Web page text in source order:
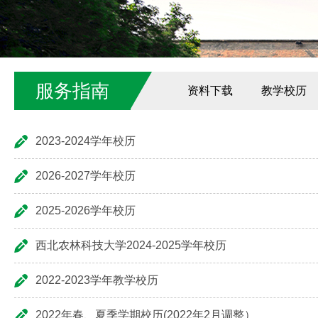
服务指南 资料下载 教学校历
2023-2024学年校历
2026-2027学年校历
2025-2026学年校历
西北农林科技大学2024-2025学年校历
2022-2023学年教学校历
2022年春、夏季学期校历(2022年2月调整）